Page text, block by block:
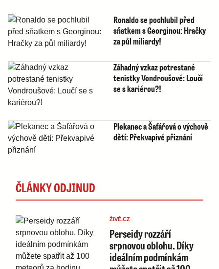
Ronaldo se pochlubil před
sňatkem s Georginou: Hračky
za půl miliardy!
Záhadný vzkaz potrestané
tenistky Vondroušové: Loučí
se s kariérou?!
Plekanec a Šafářová o výchově
dětí: Překvapivé přiznání
ČLÁNKY ODJINUD
ŽIVĚ.CZ
Perseidy rozzáří
srpnovou oblohu. Díky
ideálním podmínkám